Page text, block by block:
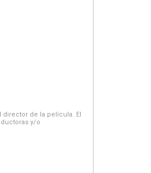
de la película. El
y/o